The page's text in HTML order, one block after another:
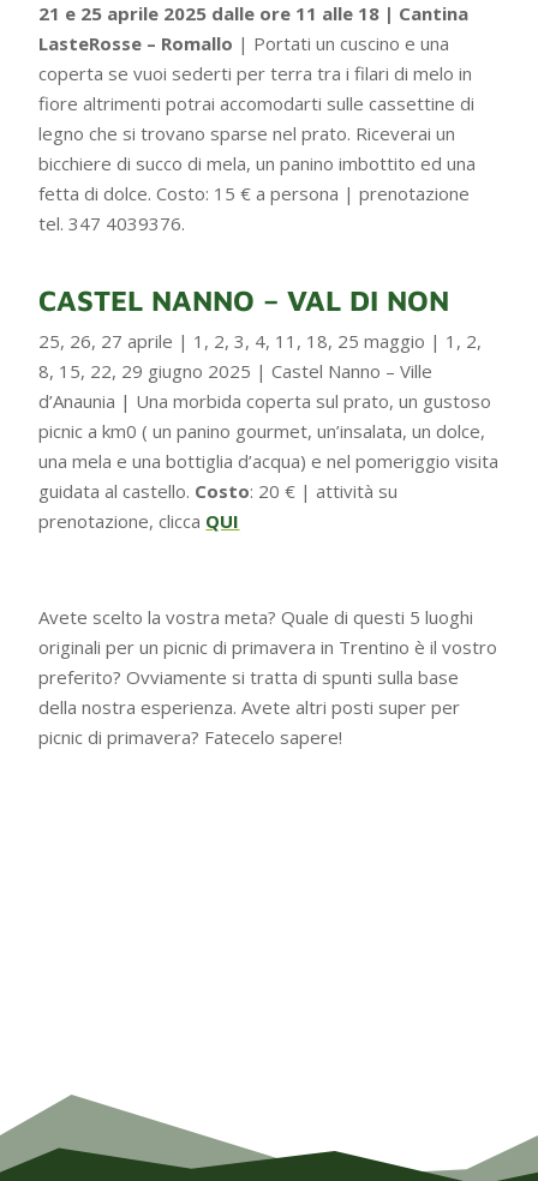
21 e 25 aprile 2025 dalle ore 11 alle 18 | Cantina
LasteRosse – Romallo | Portati un cuscino e una
coperta se vuoi sederti per terra tra i filari di melo in
fiore altrimenti potrai accomodarti sulle cassettine di
legno che si trovano sparse nel prato. Riceverai un
bicchiere di succo di mela, un panino imbottito ed una
fetta di dolce. Costo: 15 € a persona | prenotazione
tel. 347 4039376.
CASTEL NANNO – VAL DI NON
25, 26, 27 aprile | 1, 2, 3, 4, 11, 18, 25 maggio | 1, 2,
8, 15, 22, 29 giugno 2025 | Castel Nanno – Ville
d’Anaunia | Una morbida coperta sul prato, un gustoso
picnic a km0 ( un panino gourmet, un’insalata, un dolce,
una mela e una bottiglia d’acqua) e nel pomeriggio visita
guidata al castello. Costo: 20 € | attività su
prenotazione, clicca QUI
Avete scelto la vostra meta? Quale di questi 5 luoghi
originali per un picnic di primavera in Trentino è il vostro
preferito? Ovviamente si tratta di spunti sulla base
della nostra esperienza. Avete altri posti super per
picnic di primavera? Fatecelo sapere!